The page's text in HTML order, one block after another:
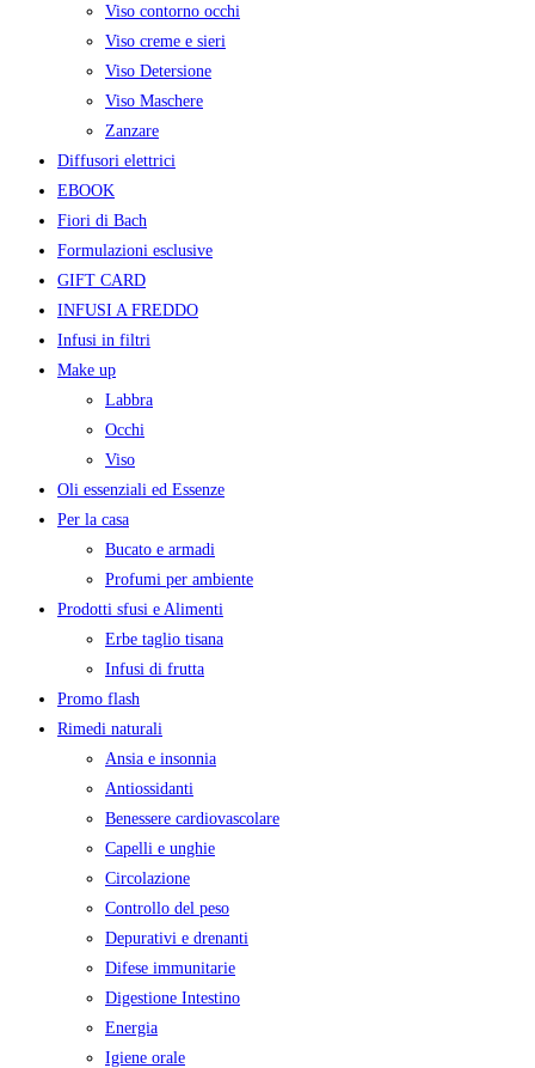
Viso contorno occhi
Viso creme e sieri
Viso Detersione
Viso Maschere
Zanzare
Diffusori elettrici
EBOOK
Fiori di Bach
Formulazioni esclusive
GIFT CARD
INFUSI A FREDDO
Infusi in filtri
Make up
Labbra
Occhi
Viso
Oli essenziali ed Essenze
Per la casa
Bucato e armadi
Profumi per ambiente
Prodotti sfusi e Alimenti
Erbe taglio tisana
Infusi di frutta
Promo flash
Rimedi naturali
Ansia e insonnia
Antiossidanti
Benessere cardiovascolare
Capelli e unghie
Circolazione
Controllo del peso
Depurativi e drenanti
Difese immunitarie
Digestione Intestino
Energia
Igiene orale